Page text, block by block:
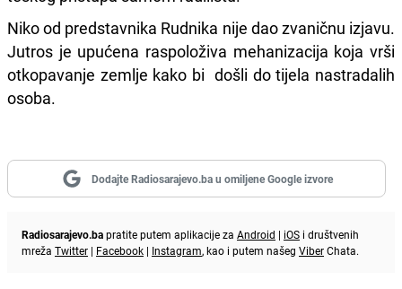
Niko od predstavnika Rudnika nije dao zvaničnu izjavu.
Jutros je upućena raspoloživa mehanizacija koja vrši
otkopavanje zemlje kako bi došli do tijela nastradalih
osoba.
Dodajte Radiosarajevo.ba u omiljene Google izvore
Radiosarajevo.bapratite putem aplikacije za Android | iOS i društvenih
mreža Twitter | Facebook | Instagram, kao i putem našeg ViberChata.